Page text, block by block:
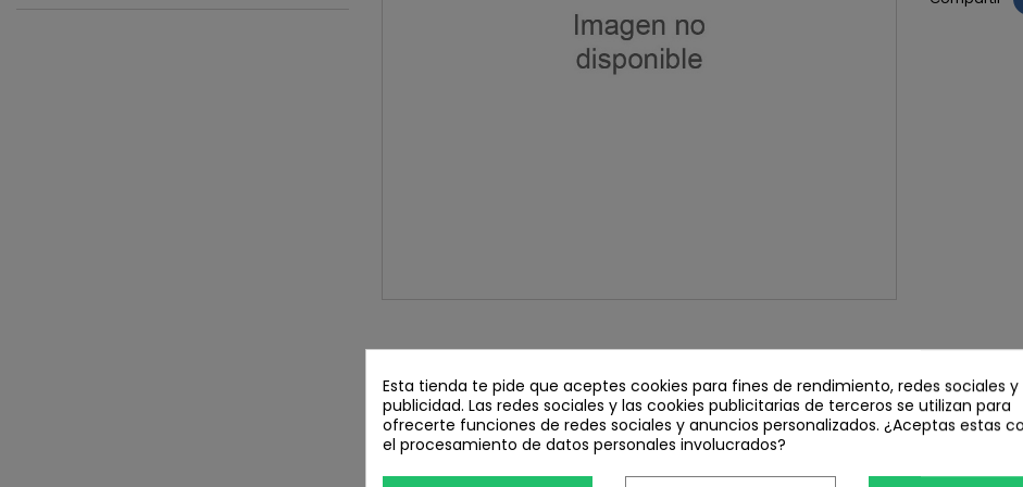
EAN13 8435525022510
Esta tienda te pide que aceptes cookies para fines de rendimiento, redes sociales y
publicidad. Las redes sociales y las cookies publicitarias de terceros se utilizan para
ofrecerte funciones de redes sociales y anuncios personalizados. ¿Aceptas estas
el procesamiento de datos personales involucrados?